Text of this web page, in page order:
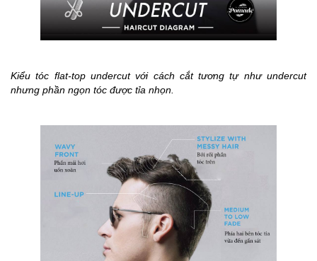
Kiểu tóc flat-top undercut với cách cắt tương tự như undercut
nhưng phần ngọn tóc được tỉa nhọn.